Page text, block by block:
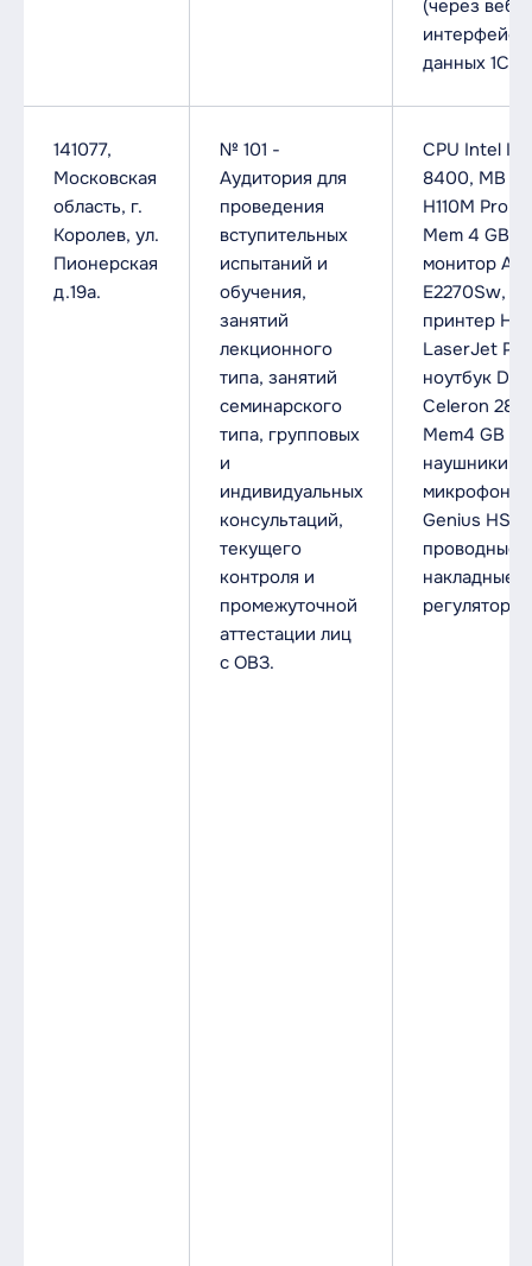
(через веб-
интерфейс),
данных 1С.
141077,
Московская
область, г.
Королев, ул.
Пионерская
д.19а.
№ 101 -
Аудитория для
проведения
вступительных
испытаний и
обучения,
занятий
лекционного
типа, занятий
семинарского
типа, групповых
и
индивидуальных
консультаций,
текущего
контроля и
промежуточной
аттестации лиц
с ОВЗ.
CPU Intel I5-
8400, MB
H110M Pro
Mem 4 GB
монитор
E2270Sw,
принтер HP
LaserJet
ноутбук
Celeron
Mem4 GB
наушники с
микрофоном
Genius HS-
проводные
накладные с
регулятором